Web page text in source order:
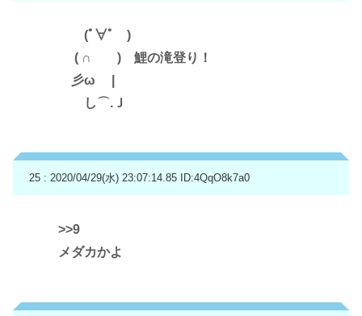
(ﾟ∀ﾟ )
( ∩ ) 鯉の滝登り！
彡ω |
し⌒.Ｊ
25 : 2020/04/29(水) 23:07:14.85 ID:4QqO8k7a0
>>9
メダカかよ